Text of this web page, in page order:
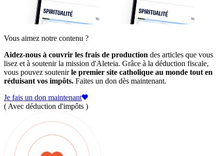
Vous aimez notre contenu ?
Aidez-nous à couvrir les frais de production des articles que vous
lisez et à soutenir la mission d'Aleteia. Grâce à la déduction fiscale,
vous pouvez soutenirle premier site catholique au monde tout en
réduisant vos impôts. Faites un don dès maintenant.
Je fais un don maintenant
( Avec déduction d'impôts )